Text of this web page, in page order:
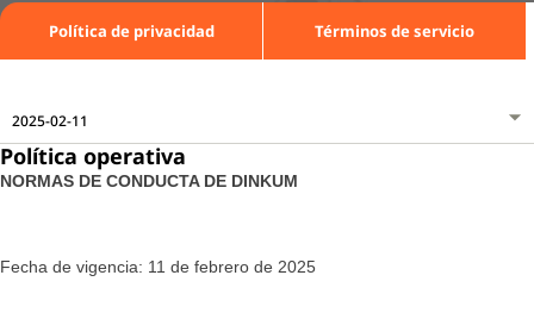
Política de privacidad Términos de servicio
Política operativa
2025-02-11
NORMAS DE CONDUCTA DE DINKUM
Fecha de vigencia: 11 de febrero de 2025